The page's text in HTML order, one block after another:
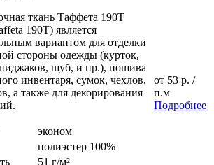
ткань Таффета 190Т
190T) является
вариантом для отделки
стороны одежды (курток,
шуб, и пр.), пошива
инвентаря, сумок, чехлов,
а также для декорирования
эконом
полиэстер 100%
51 г/м²
от 53 р. /
п.м
Подробнее